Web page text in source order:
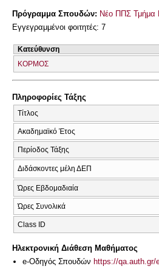
Πρόγραμμα Σπουδών: Νέο ΠΠΣ Τμήμα
Εγγεγραμμένοι φοιτητές: 7
Κατεύθυνση
ΚΟΡΜΟΣ
Πληροφορίες Τάξης
Τίτλος
Ακαδημαϊκό Έτος
Περίοδος Τάξης
Διδάσκοντες μέλη ΔΕΠ
Ώρες Εβδομαδιαία
Ώρες Συνολικά
Class ID
Ηλεκτρονική Διάθεση Μαθήματος
e-Οδηγός Σπουδών https://qa.auth.gr/